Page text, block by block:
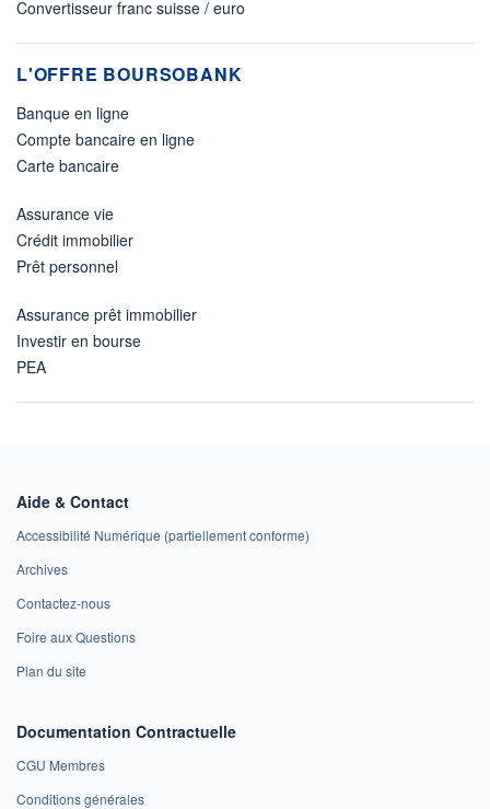
Convertisseur franc suisse / euro
L'OFFRE BOURSOBANK
Banque en ligne
Compte bancaire en ligne
Carte bancaire
Assurance vie
Crédit immobilier
Prêt personnel
Assurance prêt immobilier
Investir en bourse
PEA
Aide & Contact
Accessibilité Numérique (partiellement conforme)
Archives
Contactez-nous
Foire aux Questions
Plan du site
Documentation Contractuelle
CGU Membres
Conditions générales